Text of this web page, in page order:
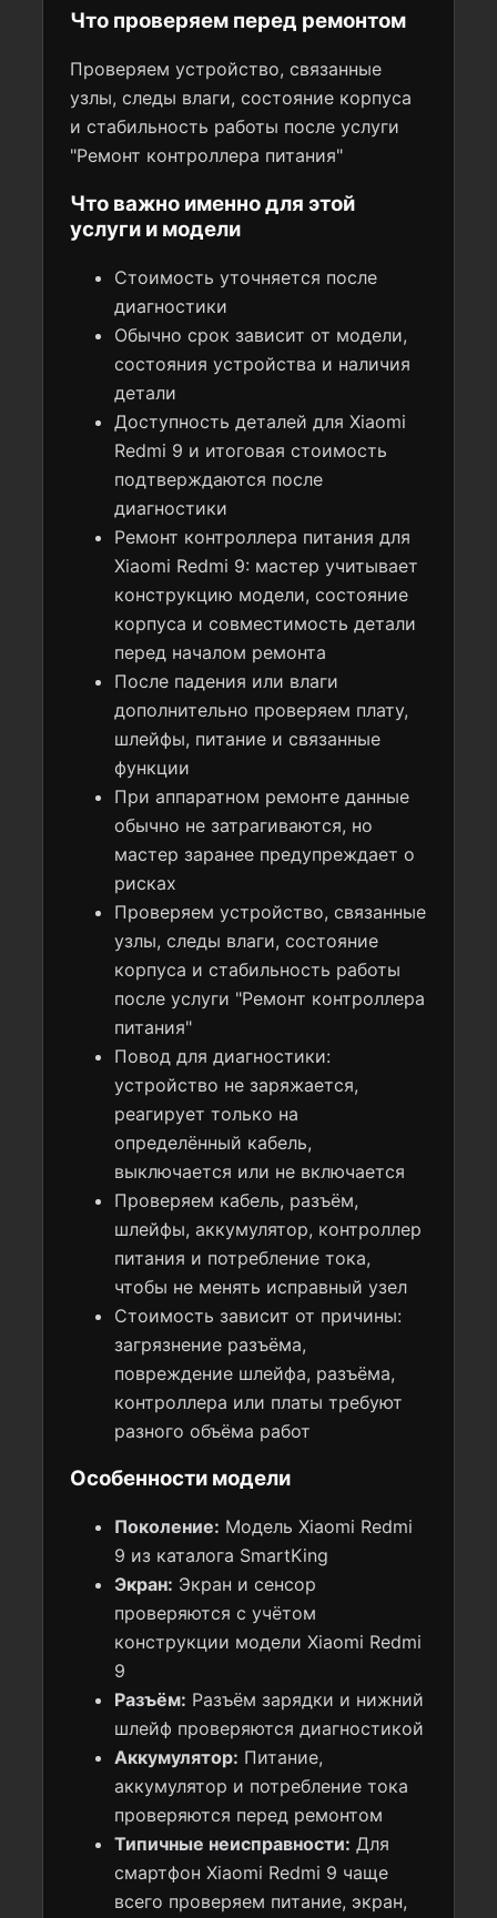
Что проверяем перед ремонтом
Проверяем устройство, связанные
узлы, следы влаги, состояние корпуса
и стабильность работы после услуги
"Ремонт контроллера питания"
Что важно именно для этой
услуги и модели
Стоимость уточняется после
диагностики
Обычно срок зависит от модели,
состояния устройства и наличия
детали
Доступность деталей для Xiaomi
Redmi 9 и итоговая стоимость
подтверждаются после
диагностики
Ремонт контроллера питания для
Xiaomi Redmi 9: мастер учитывает
конструкцию модели, состояние
корпуса и совместимость детали
перед началом ремонта
После падения или влаги
дополнительно проверяем плату,
шлейфы, питание и связанные
функции
При аппаратном ремонте данные
обычно не затрагиваются, но
мастер заранее предупреждает о
рисках
Проверяем устройство, связанные
узлы, следы влаги, состояние
корпуса и стабильность работы
после услуги "Ремонт контроллера
питания"
Повод для диагностики:
устройство не заряжается,
реагирует только на
определённый кабель,
выключается или не включается
Проверяем кабель, разъём,
шлейфы, аккумулятор, контроллер
питания и потребление тока,
чтобы не менять исправный узел
Стоимость зависит от причины:
загрязнение разъёма,
повреждение шлейфа, разъёма,
контроллера или платы требуют
разного объёма работ
Особенности модели
Поколение: Модель Xiaomi Redmi
9 из каталога SmartKing
Экран: Экран и сенсор
проверяются с учётом
конструкции модели Xiaomi Redmi
9
Разъём: Разъём зарядки и нижний
шлейф проверяются диагностикой
Аккумулятор: Питание,
аккумулятор и потребление тока
проверяются перед ремонтом
Типичные неисправности: Для
смартфон Xiaomi Redmi 9 чаще
всего проверяем питание, экран,